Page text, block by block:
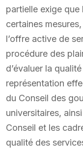
partielle exige que
certaines
l’offre active de
procédure des
d’évaluer la
représentation
du Conseil des
universitaires,
Conseil et les
qualité des